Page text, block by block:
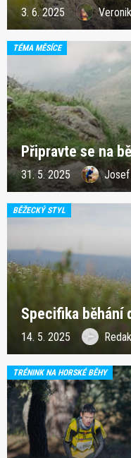
3. 6. 2025
TÉMA MĚSÍCE
Připravte se na
31. 5. 2025 Josef
BĚŽECKÝ STYL
Specifika běhání
14. 5. 2025
TRÉNINK NA HORSKÉ BĚHY